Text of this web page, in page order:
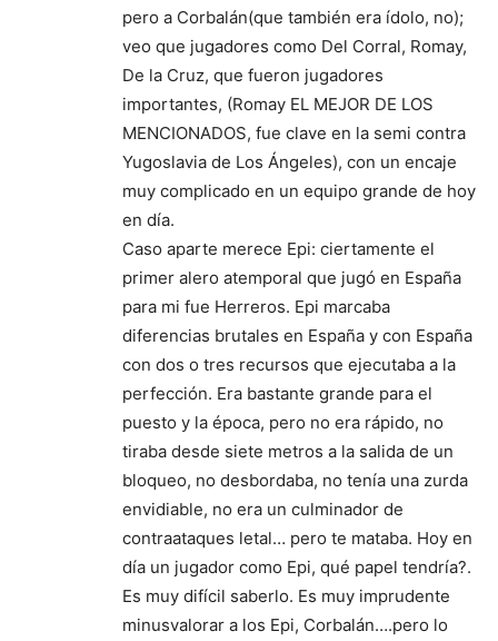
pero a Corbalán(que también era ídolo, no);
veo que jugadores como Del Corral, Romay,
De la Cruz, que fueron jugadores
importantes, (Romay EL MEJOR DE LOS
MENCIONADOS, fue clave en la semi contra
Yugoslavia de Los Ángeles), con un encaje
muy complicado en un equipo grande de hoy
en día.
Caso aparte merece Epi: ciertamente el
primer alero atemporal que jugó en España
para mi fue Herreros. Epi marcaba
diferencias brutales en España y con España
con dos o tres recursos que ejecutaba a la
perfección. Era bastante grande para el
puesto y la época, pero no era rápido, no
tiraba desde siete metros a la salida de un
bloqueo, no desbordaba, no tenía una zurda
envidiable, no era un culminador de
contraataques letal… pero te mataba. Hoy en
día un jugador como Epi, qué papel tendría?.
Es muy difícil saberlo. Es muy imprudente
minusvalorar a los Epi, Corbalán….pero lo